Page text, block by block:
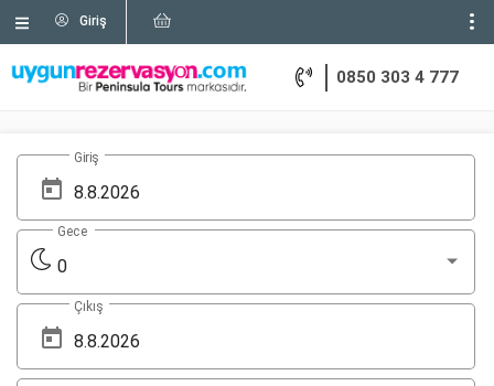
Giriş
0850 303 4 777
Giriş
0
Gece
Çıkış